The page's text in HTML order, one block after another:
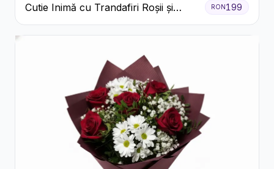
Cutie Inimă cu Trandafiri Roșii și
Ferrero Rocher
RON 199